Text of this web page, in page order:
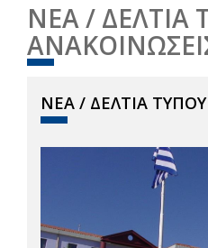
ΝΕΑ / ΔΕΛΤΙΑ
ΝΕΑ / ΔΕΛΤΙΑ ΤΥΠΟΥ